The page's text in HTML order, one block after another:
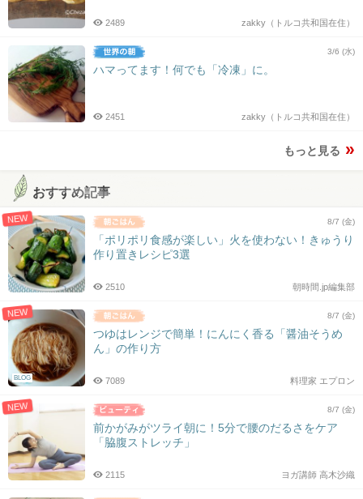
zakky（トルコ共和国在住）
2489
3/6 (水)
ハマってます！何でも「冷凍」に。
zakky（トルコ共和国在住）
2451
もっと見る
おすすめ記事
NEW 8/7 (金)
「ポリポリ食感が楽しい」火を使わない！きゅうり
作り置きレシピ3選
朝時間.jp編集部
2510
NEW
BLOG
8/7 (金)
つゆはレンジで簡単！にんにく香る「醤油そうめ
ん」の作り方
料理家 エプロン
7089
NEW 8/7 (金)
前かがみがツライ朝に！5分で腰のだるさをケア
「脇腹ストレッチ」
ヨガ講師 高木沙織
2115